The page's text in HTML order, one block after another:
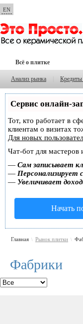
EN
Всё о плитке
Анализ рынка Кредиты
Сервис онлайн-
Тот, кто работает в
клиентам о визитах
Для новых
Чат-бот для мастеров
— Сам записывает
— Персонализирует
— Увеличивает
Начать
Главная \ Рынок плитки \
Фабрики